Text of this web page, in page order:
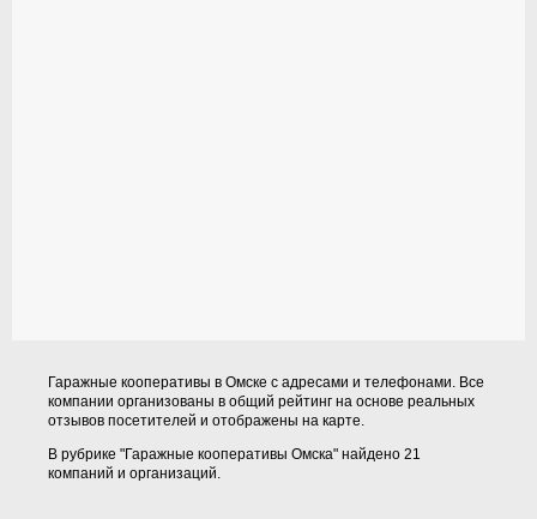
Гаражные кооперативы в Омске с адресами и телефонами. Все
компании организованы в общий рейтинг на основе реальных
отзывов посетителей и отображены на карте.
В рубрике "Гаражные кооперативы Омска" найдено 21
компаний и организаций.